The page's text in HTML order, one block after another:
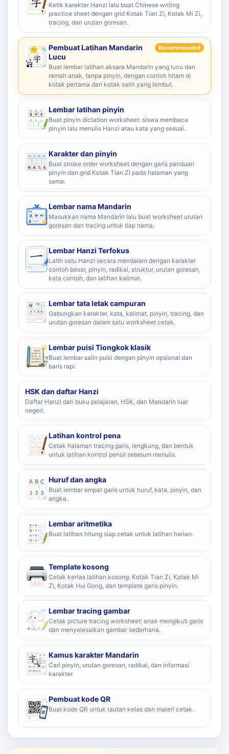
Ketik karakter Hanzi lalu buat Chinese writing
practice sheet dengan grid Kotak Tian Zi, Kotak Mi Zi,
tracing, dan urutan goresan.
Pembuat Latihan Mandarin
Lucu
Recommended
Buat lembar latihan aksara Mandarin yang lucu dan
ramah anak, tanpa pinyin, dengan contoh hitam di
kotak pertama dan kotak salin yang lembut.
Lembar latihan pinyin
Buat pinyin dictation worksheet: siswa membaca
pinyin lalu menulis Hanzi atau kata yang sesuai.
Karakter dan pinyin
Buat stroke order worksheet dengan garis panduan
pinyin dan grid Kotak Tian Zi pada halaman yang
sama.
Lembar nama Mandarin
Masukkan nama Mandarin lalu buat worksheet urutan
goresan dan tracing untuk tiap nama.
Lembar Hanzi Terfokus
Latih satu Hanzi secara mendalam dengan karakter
contoh besar, pinyin, radikal, struktur, urutan goresan,
kata contoh, dan latihan kalimat.
Lembar tata letak campuran
Gabungkan karakter, kata, kalimat, pinyin, tracing, dan
urutan goresan dalam satu worksheet cetak.
Lembar puisi Tiongkok klasik
Buat lembar salin puisi dengan pinyin opsional dan
baris rapi.
HSK dan daftar Hanzi
Daftar Hanzi dari buku pelajaran, HSK, dan Mandarin luar
negeri.
Latihan kontrol pena
Cetak halaman tracing garis, lengkung, dan bentuk
untuk latihan kontrol pensil sebelum menulis.
Huruf dan angka
Buat lembar empat garis untuk huruf, kata, pinyin, dan
angka.
Lembar aritmetika
Buat latihan hitung siap cetak untuk latihan harian.
Template kosong
Cetak kertas latihan kosong: Kotak Tian Zi, Kotak Mi
Zi, Kotak Hui Gong, dan template garis pinyin.
Lembar tracing gambar
Cetak picture tracing worksheet: anak mengikuti garis
dan menyelesaikan gambar sederhana.
Kamus karakter Mandarin
Cari pinyin, urutan goresan, radikal, dan informasi
karakter.
Pembuat kode QR
Buat kode QR untuk tautan kelas dan materi cetak.